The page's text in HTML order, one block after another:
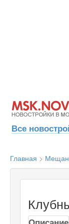
Все
Главная >